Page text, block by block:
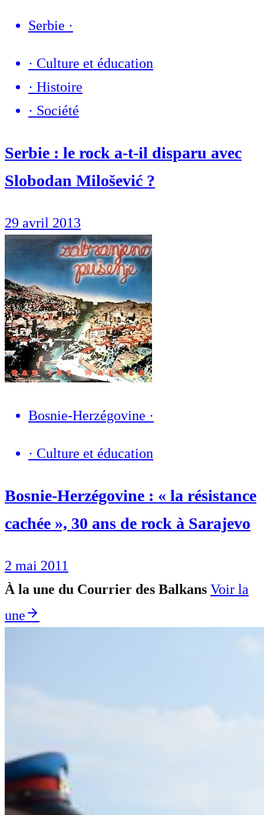
Serbie ·
· Culture et éducation
· Histoire
· Société
Serbie : le rock a-t-il disparu avec
Slobodan Milošević ?
29 avril 2013
Bosnie-Herzégovine ·
· Culture et éducation
Bosnie-Herzégovine : « la résistance
cachée », 30 ans de rock à Sarajevo
2 mai 2011
À la une du Courrier des Balkans Voir la
une